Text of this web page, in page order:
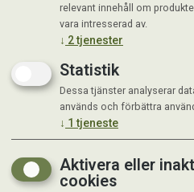
relevant innehåll om
vara intresserad av.
↓ 2tjenester
Statistik
Dessa tjänster analyserar
används och förbättra
↓ 1 tjeneste
Aktivera eller
cookies